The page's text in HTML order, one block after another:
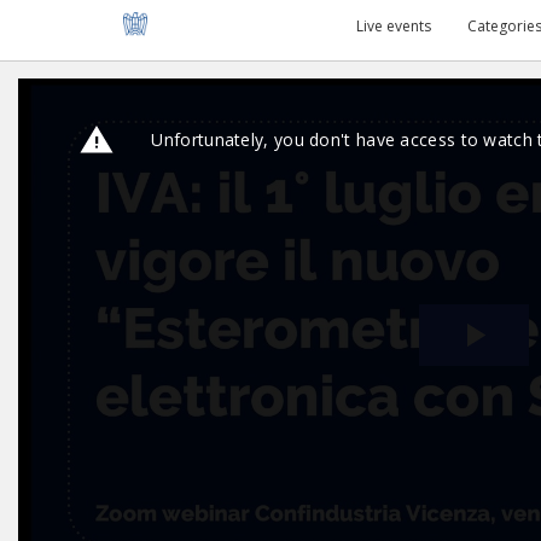
Live events